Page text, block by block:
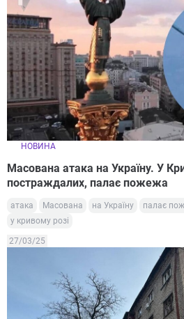
НОВИНА
Масована атака на Україну. У
постраждалих, палає пожежа
атака Масована на Україну палає
у кривому розі
27/03/25